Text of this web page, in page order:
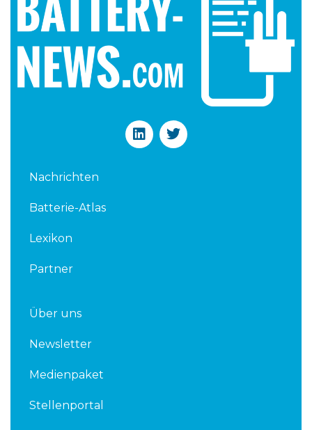
L
i
T
w
Nachrichten
Batterie-Atlas
Lexikon
Partner
Über uns
Newsletter
Medienpaket
Stellenportal